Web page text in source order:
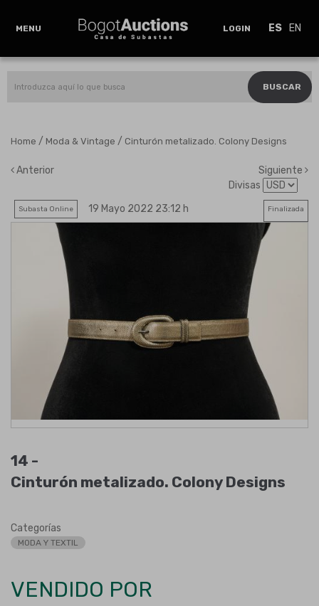
MENU LOGIN ES EN
BUSCAR
Home / Moda & Vintage / Cinturón metalizado. Colony Designs
Anterior
Siguiente
Divisas
Subasta Online 19 Mayo 2022 23:12 h Finalizada
14 -
Cinturón metalizado. Colony Designs
Categorías
MODA Y TEXTIL
VENDIDO POR